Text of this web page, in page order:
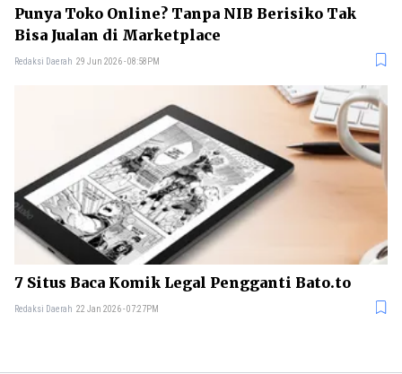
Punya Toko Online? Tanpa NIB Berisiko Tak
Bisa Jualan di Marketplace
Redaksi Daerah 29 Jun 2026 - 08:58PM
7 Situs Baca Komik Legal Pengganti Bato.to
Redaksi Daerah 22 Jan 2026 - 07:27PM